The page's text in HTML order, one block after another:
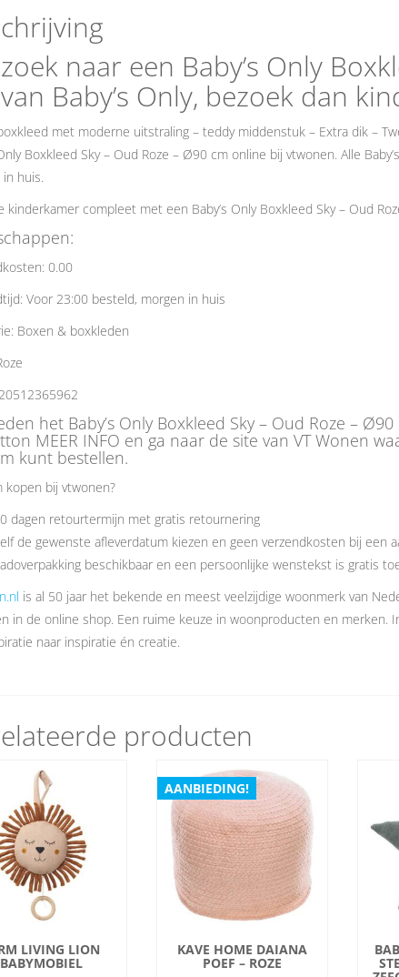
naar een Baby’s Only
Baby’s Only, bezoek dan
met moderne uitstraling – teddy middenstuk – Extra dik –
Boxkleed Sky – Oud Roze – Ø90 cm online bij vtwonen. Alle
huis.
kinderkamer compleet met een Baby’s Only Boxkleed Sky – Oud
0.00
Voor 23:00 besteld, morgen in huis
Boxen & boxkleden
het Baby’s Only Boxkleed Sky – Oud Roze –
MEER INFO en ga naar de site van VT Wonen
kunt bestellen.
kopen bij vtwonen?
dagen retourtermijn met gratis retournering
de gewenste afleverdatum kiezen en geen verzendkosten bij een
beschikbaar en een persoonlijke wenstekst is gratis
is al 50 jaar het bekende en meest veelzijdige woonmerk van
in de online shop. Een ruime keuze in woonproducten en merken.
naar inspiratie én creatie.
producten
LIVING LION
BABYMOBIEL
AANBIEDING!
KAVE HOME DAIANA
POEF – ROZE